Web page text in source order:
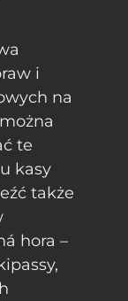
i
na
te
kasy
także
hora –